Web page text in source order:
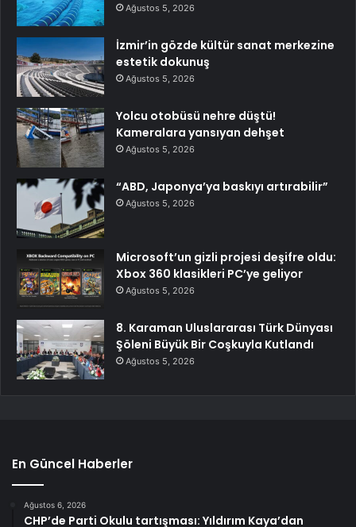
Ağustos 5, 2026
İzmir’in gözde kültür sanat merkezine
estetik dokunuş
Ağustos 5, 2026
Yolcu otobüsü nehre düştü!
Kameralara yansıyan dehşet
Ağustos 5, 2026
“ABD, Japonya’ya baskıyı artırabilir”
Ağustos 5, 2026
Microsoft’un gizli projesi deşifre oldu:
Xbox 360 klasikleri PC’ye geliyor
Ağustos 5, 2026
8. Karaman Uluslararası Türk Dünyası
Şöleni Büyük Bir Coşkuyla Kutlandı
Ağustos 5, 2026
En Güncel Haberler
Ağustos 6, 2026
CHP’de Parti Okulu tartışması: Yıldırım Kaya’dan